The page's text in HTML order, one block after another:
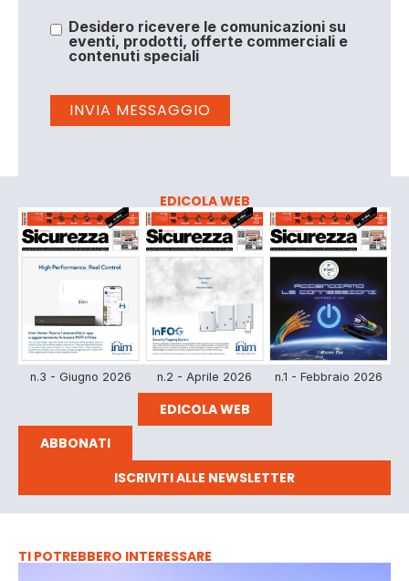
Desidero ricevere le comunicazioni su
eventi, prodotti, offerte commerciali e
contenuti speciali
EDICOLA WEB
n.3 - Giugno 2026 n.2 - Aprile 2026 n.1 - Febbraio 2026
EDICOLA WEB
ABBONATI
ISCRIVITI ALLE NEWSLETTER
TI POTREBBERO INTERESSARE